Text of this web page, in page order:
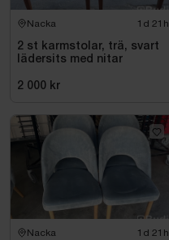
Nacka 1d 21h
2 st karmstolar, trä, svart
lädersits med nitar
2 000 kr
Nacka 1d 21h